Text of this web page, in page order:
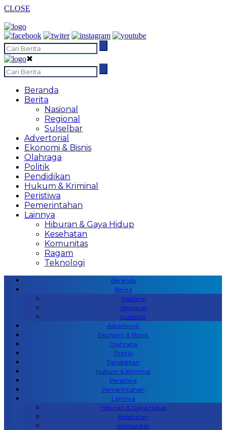
CLOSE
✖
Beranda
Berita
Nasional
Regional
Sulselbar
Advertorial
Ekonomi & Bisnis
Olahraga
Politik
Pendidikan
Hukum & Kriminal
Peristiwa
Pemerintahan
Lainnya
Hiburan & Gaya Hidup
Kesehatan
Komunitas
Ragam
Teknologi
Beranda
Berita
Nasional
Regional
Sulselbar
Advertorial
Ekonomi & Bisnis
Olahraga
Politik
Pendidikan
Hukum & Kriminal
Peristiwa
Pemerintahan
Lainnya
Hiburan & Gaya Hidup
Kesehatan
Komunitas